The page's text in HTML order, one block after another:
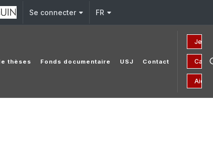
Se connecter FR
Je
thèses Fonds documentaire USJ Contact